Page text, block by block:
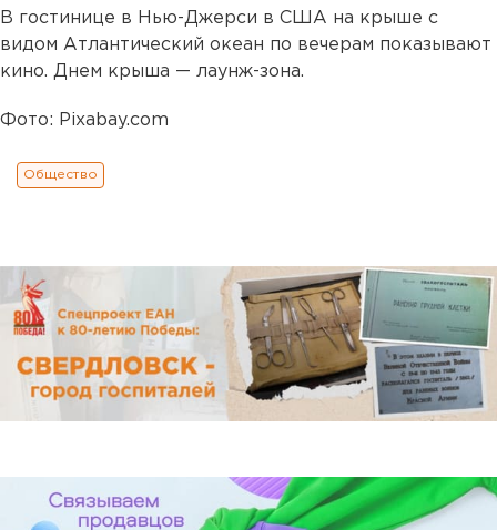
В гостинице в Нью-Джерси в США на крыше с
видом Атлантический океан по вечерам показывают
кино. Днем крыша — лаунж-зона.
Фото: Pixabay.com
Общество